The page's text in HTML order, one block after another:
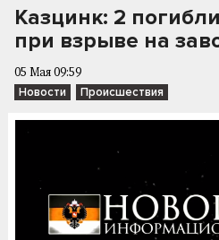
Казцинк: 2
при взрыве на
05 Мая 09:59
Новости Происшествия